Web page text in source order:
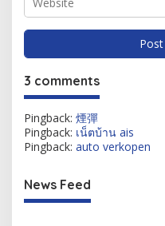
3 comments
Pingback: 煙彈
Pingback: เน็ตบ้าน ais
Pingback: auto verkopen
News Feed